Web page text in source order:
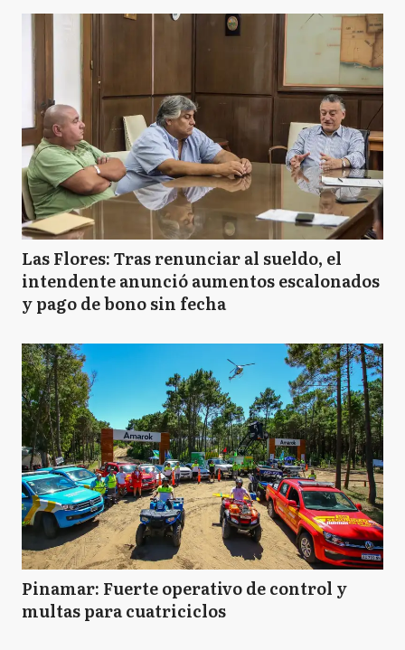
Las Flores: Tras renunciar al sueldo, el
intendente anunció aumentos escalonados
y pago de bono sin fecha
Pinamar: Fuerte operativo de control y
multas para cuatriciclos